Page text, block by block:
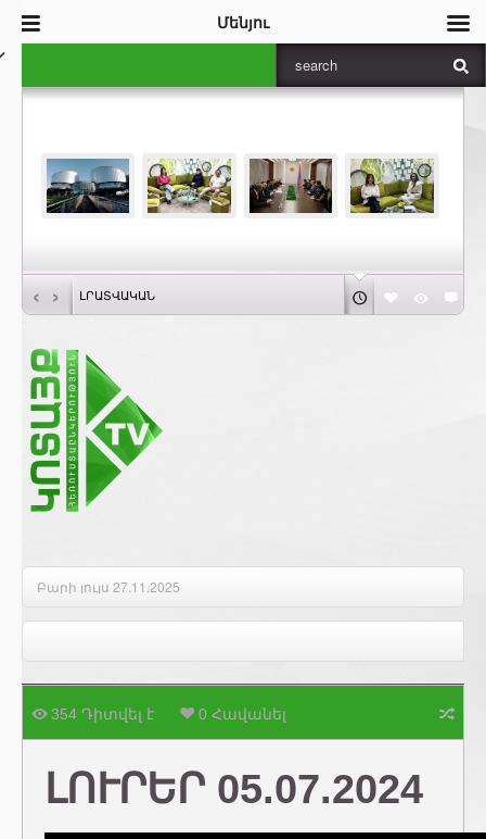
‹ › ԼՐԱՏՎԱԿԱՆ
Բարի լույս 27.11.2025
354 Դիտվել է 0 Հավանել
ԼՈՒՐԵՐ 05.07.2024
Մենյու